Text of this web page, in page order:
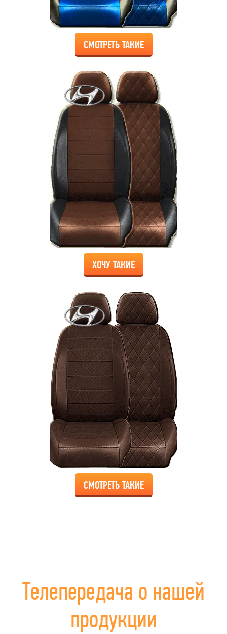
СМОТРЕТЬ ТАКИЕ
ХОЧУ ТАКИЕ
СМОТРЕТЬ ТАКИЕ
Телепередача о нашей
продукции